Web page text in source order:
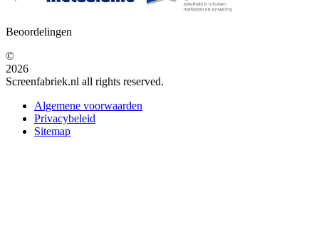
Beoordelingen
©
2026
Screenfabriek.nl all rights reserved.
Algemene voorwaarden
Privacybeleid
Sitemap